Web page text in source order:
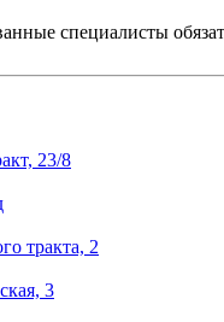
специалисты
23/8
тракта, 2
3